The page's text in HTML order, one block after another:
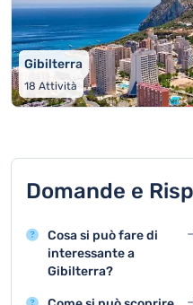
Gibilterra
18 Attività
Domande e
Cosa si può fare di
interessante a
Gibilterra?
Gibilterra offre